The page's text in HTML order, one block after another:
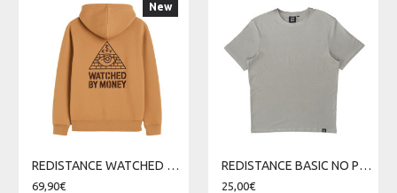
New
REDISTANCE WATCHED MONEY ZIP HOODIE RDU225TC08-2222
69,90€
REDISTANCE BASIC NO PRINT LIGHT TEE RDU000B00-0606
25,00€